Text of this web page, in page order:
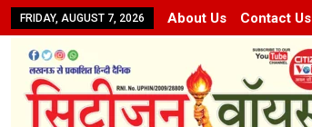
FRIDAY, AUGUST 7, 2026 About Us Contact Us